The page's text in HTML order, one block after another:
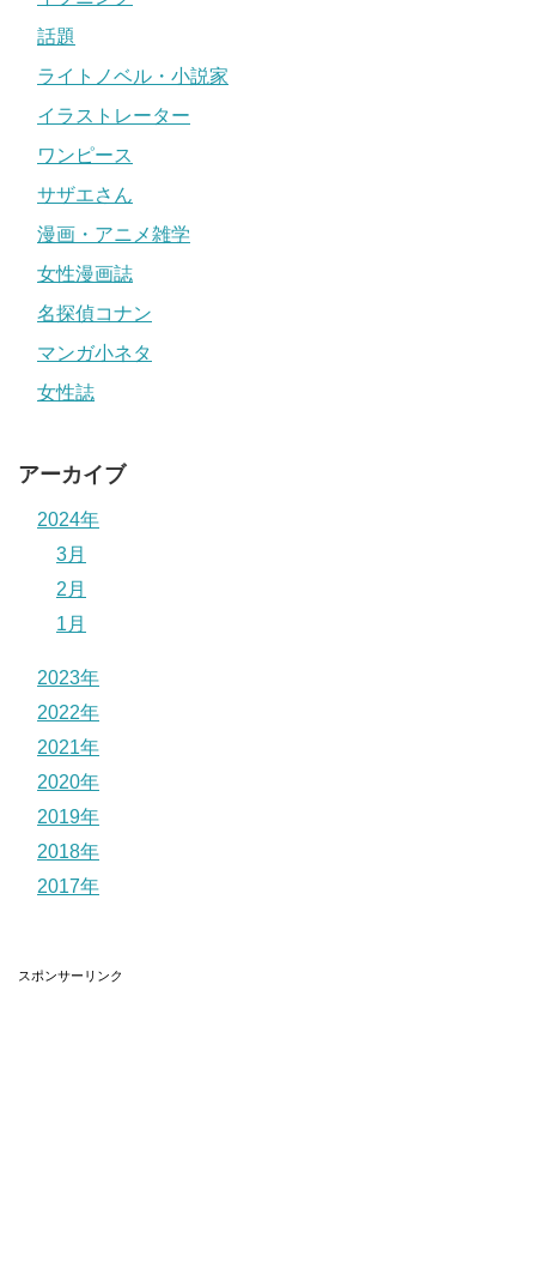
話題
ライトノベル・小説家
イラストレーター
ワンピース
サザエさん
漫画・アニメ雑学
女性漫画誌
名探偵コナン
マンガ小ネタ
女性誌
アーカイブ
2024年
3月
2月
1月
2023年
2022年
2021年
2020年
2019年
2018年
2017年
スポンサーリンク